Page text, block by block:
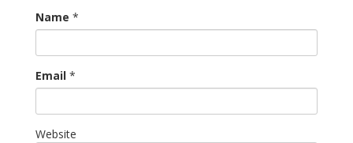
Name *
Email *
Website